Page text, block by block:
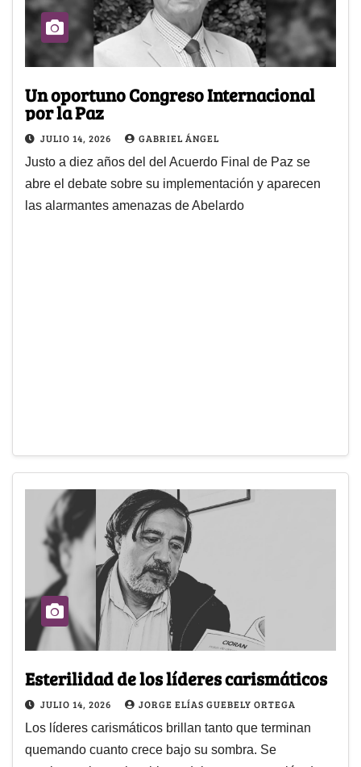
Un oportuno Congreso Internacional
por la Paz
JULIO 14, 2026 GABRIEL ÁNGEL
Justo a diez años del del Acuerdo Final de Paz se
abre el debate sobre su implementación y aparecen
las alarmantes amenazas de Abelardo
Esterilidad de los líderes carismáticos
JULIO 14, 2026 JORGE ELÍAS GUEBELY ORTEGA
Los líderes carismáticos brillan tanto que terminan
quemando cuanto crece bajo su sombra. Se